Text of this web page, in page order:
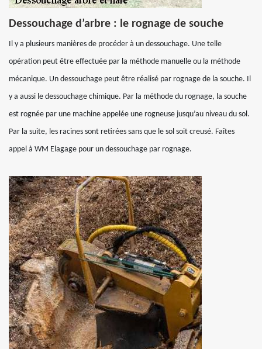
Dessouchage d’arbre : le rognage de souche
Il y a plusieurs manières de procéder à un dessouchage. Une telle
opération peut être effectuée par la méthode manuelle ou la méthode
mécanique. Un dessouchage peut être réalisé par rognage de la souche. Il
y a aussi le dessouchage chimique. Par la méthode du rognage, la souche
est rognée par une machine appelée une rogneuse jusqu’au niveau du sol.
Par la suite, les racines sont retirées sans que le sol soit creusé. Faîtes
appel à WM Elagage pour un dessouchage par rognage.